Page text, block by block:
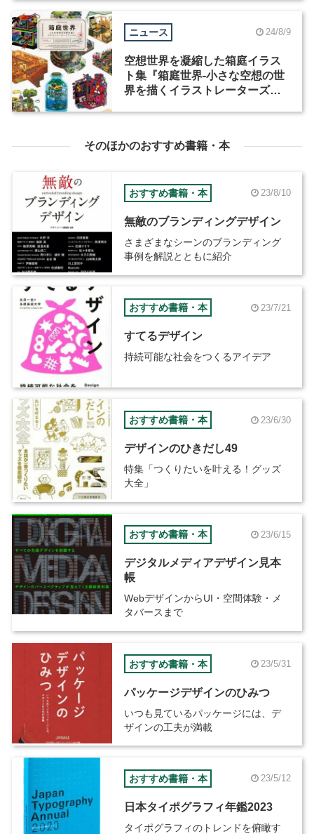
ニュース 24/8/9
空想世界を凝縮した箱庭イラス
ト集『箱庭世界‐小さな空想の世
界を描くイラストレーターズフ
そのほかのおすすめ書籍・本
おすすめ書籍・本 23/8/10
無敵のブランディングデザイン
さまざまなシーンのブランディング
事例を解説とともに紹介
おすすめ書籍・本 23/7/21
すてるデザイン
持続可能な社会をつくるアイデア
おすすめ書籍・本 23/6/30
デザインのひきだし49
特集「つくりたいを叶える！グッズ
大全」
おすすめ書籍・本 23/6/15
デジタルメディアデザイン見本
帳
WebデザインからUI・空間体験・メ
タバースまで
おすすめ書籍・本 23/5/31
パッケージデザインのひみつ
いつも見ているパッケージには、デ
ザインの工夫が満載
おすすめ書籍・本 23/5/12
日本タイポグラフィ年鑑2023
タイポグラフィのトレンドを俯瞰す